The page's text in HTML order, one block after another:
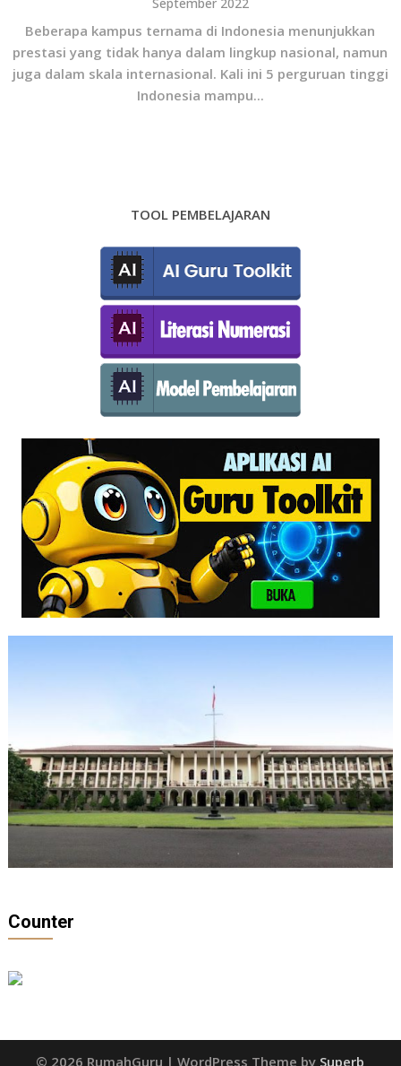
Beberapa kampus ternama di Indonesia menunjukkan
prestasi yang tidak hanya dalam lingkup nasional, namun
juga dalam skala internasional. Kali ini 5 perguruan tinggi
Indonesia mampu...
TOOL PEMBELAJARAN
Counter
© 2026 RumahGuru | WordPress Theme by Superb